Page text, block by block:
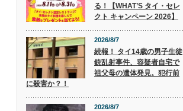
る！【WHAT’S タイ・セレ
クト キャンペーン 2026】
2026/8/7
続報！ タイ14歳の男子生徒
銃乱射事件、容疑者自宅で
祖父母の遺体発見。犯行前
に殺害か？！
2026/8/7